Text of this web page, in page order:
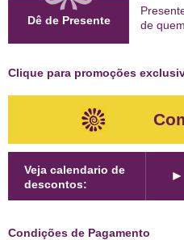
Dê de Presente
de quem
Clique para promoções
Veja calendario de
descontos:
►
Condições de Pagamento